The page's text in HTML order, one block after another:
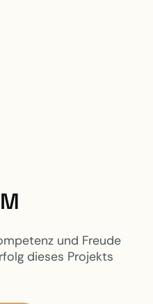
und Freude
dieses Projekts